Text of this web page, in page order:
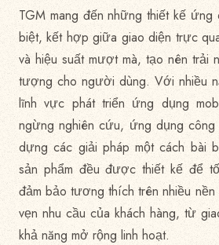
TGM mang đến những thiết kế ứng
biệt, kết hợp giữa giao diện trực
và hiệu suất mượt mà, tạo nên trải
tượng cho người dùng. Với nhiều
lĩnh vực phát triển ứng dụng
ngừng nghiên cứu, ứng dụng công
dựng các giải pháp một cách bài
sản phẩm đều được thiết kế để
đảm bảo tương thích trên nhiều
vẹn nhu cầu của khách hàng, từ
khả năng mở rộng linh hoạt.